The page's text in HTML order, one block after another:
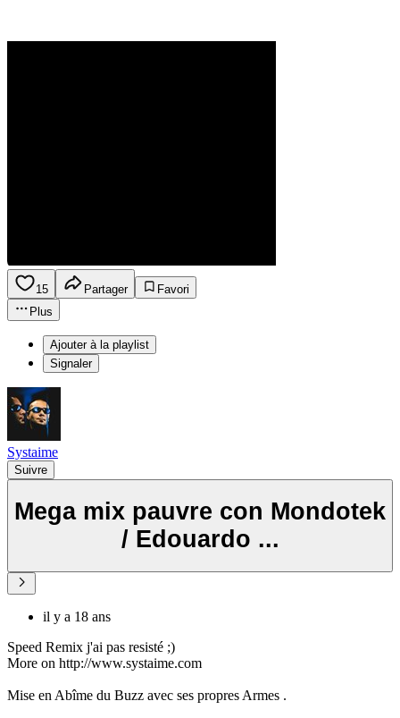
15 Partager
Favori
Plus
Ajouter à la playlist
Signaler
Systaime
Suivre
Mega mix pauvre con Mondotek
/ Edouardo ...
il y a 18 ans
Speed Remix j'ai pas resisté ;)
More on http://www.systaime.com
Mise en Abîme du Buzz avec ses propres Armes .